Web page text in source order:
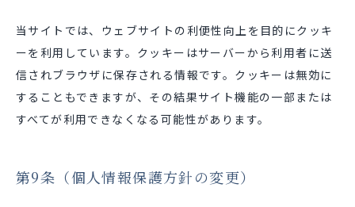
当サイトでは、ウェブサイトの利便性向上を目的にクッキ
ーを利用しています。クッキーはサーバーから利用者に送
信されブラウザに保存される情報です。クッキーは無効に
することもできますが、その結果サイト機能の一部または
すべてが利用できなくなる可能性があります。
第9条（個人情報保護方針の変更）